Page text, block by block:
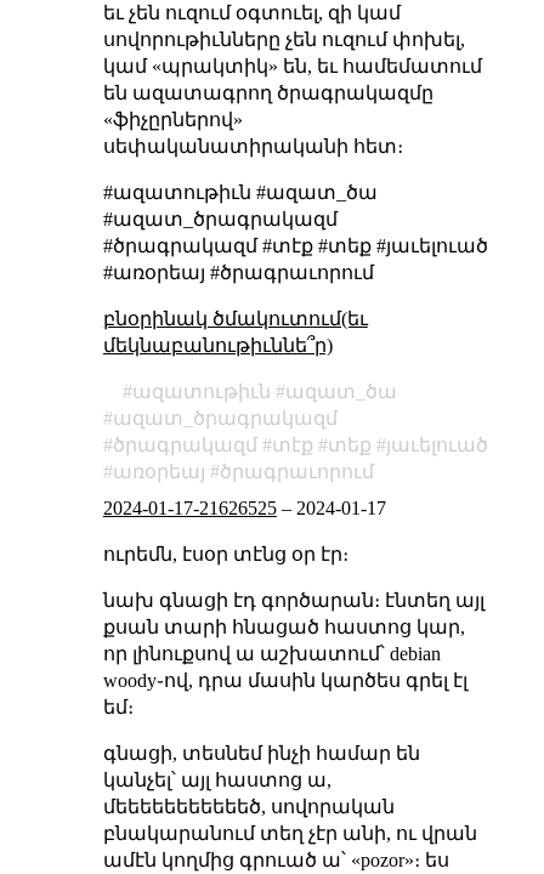
եւ չեն ուզում օգտուել, զի կամ
սովորութիւնները չեն ուզում փոխել,
կամ «պրակտիկ» են, եւ համեմատում
են ազատագրող ծրագրակազմը
«ֆիչըրներով»
սեփականատիրականի հետ։
#ազատութիւն #ազատ_ծա
#ազատ_ծրագրակազմ
#ծրագրակազմ #տէք #տեք #յաւելուած
#առօրեայ #ծրագրաւորում
բնօրինակ ծմակուտում(եւ
մեկնաբանութիւննե՞ր)
ազատութիւն
ազատ_ծա
ազատ_ծրագրակազմ
ծրագրակազմ
տէք տեք
յաւելուած
առօրեայ
ծրագրաւորում
2024-01-17-21626525– 2024-01-17
ուրեմն, էսօր տէնց օր էր։
նախ գնացի էդ գործարան։ էնտեղ այլ
քսան տարի հնացած հաստոց կար,
որ լինուքսով ա աշխատում՝ debian
woody֊ով, դրա մասին կարծես գրել էլ
եմ։
գնացի, տեսնեմ ինչի համար են
կանչել՝ այլ հաստոց ա,
մեեեեեեեեեեեծ, սովորական
բնակարանում տեղ չէր անի, ու վրան
ամէն կողմից գրուած ա՝ «pozor»։ ես